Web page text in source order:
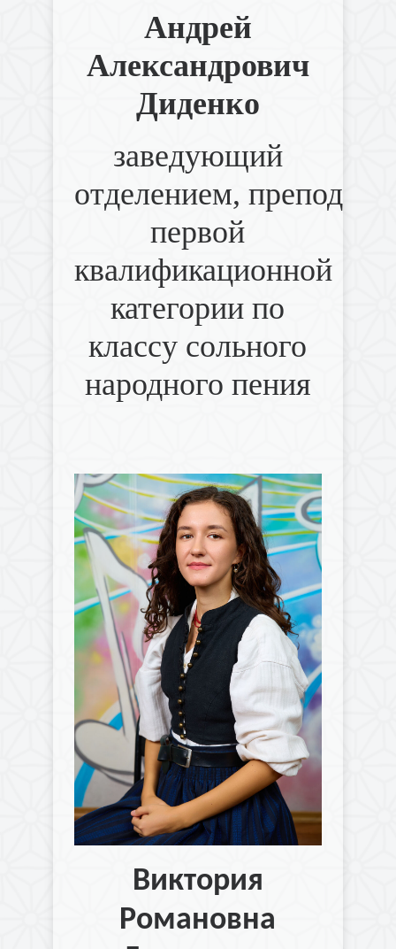
Андрей
Александрович
Диденко
заведующий
отделением,
первой
квалификационной
категории по
классу сольного
народного пения
Виктория
Романовна